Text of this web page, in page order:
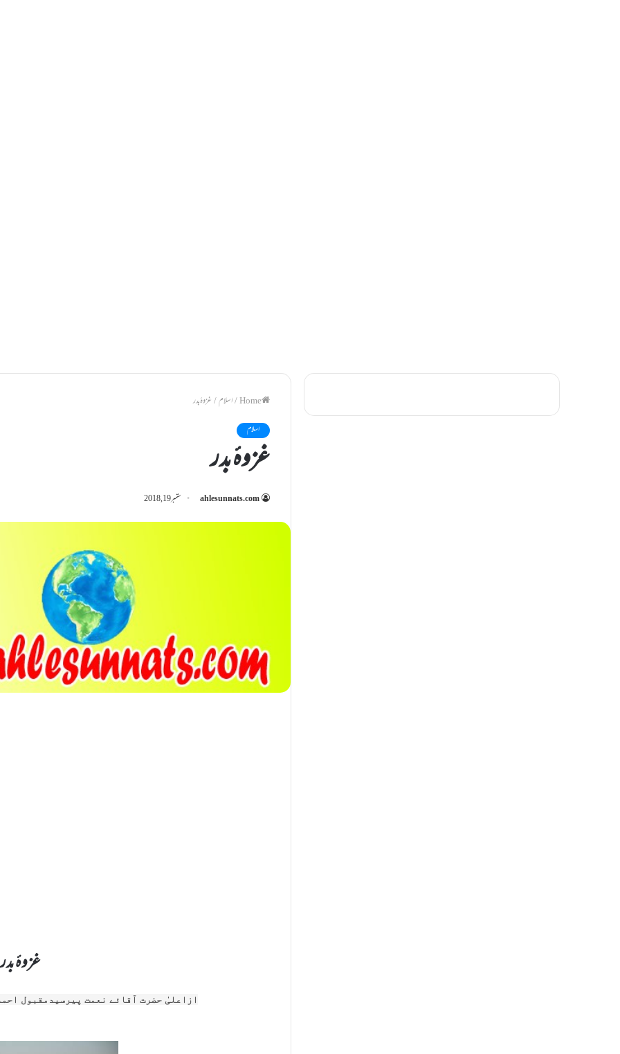
/اسلام/غزوۂ بدر
اسلام
غزوۂ بدر
ahlesunnats.com ستمبر 19, 2018
ازاعلیٰ حضرت آقائے نعمت پیرسیدمقبول